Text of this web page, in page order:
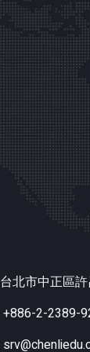
台北市中正區
+886-2-2389-